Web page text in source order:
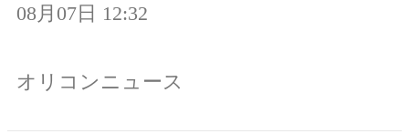
08月07日 12:32
オリコンニュース